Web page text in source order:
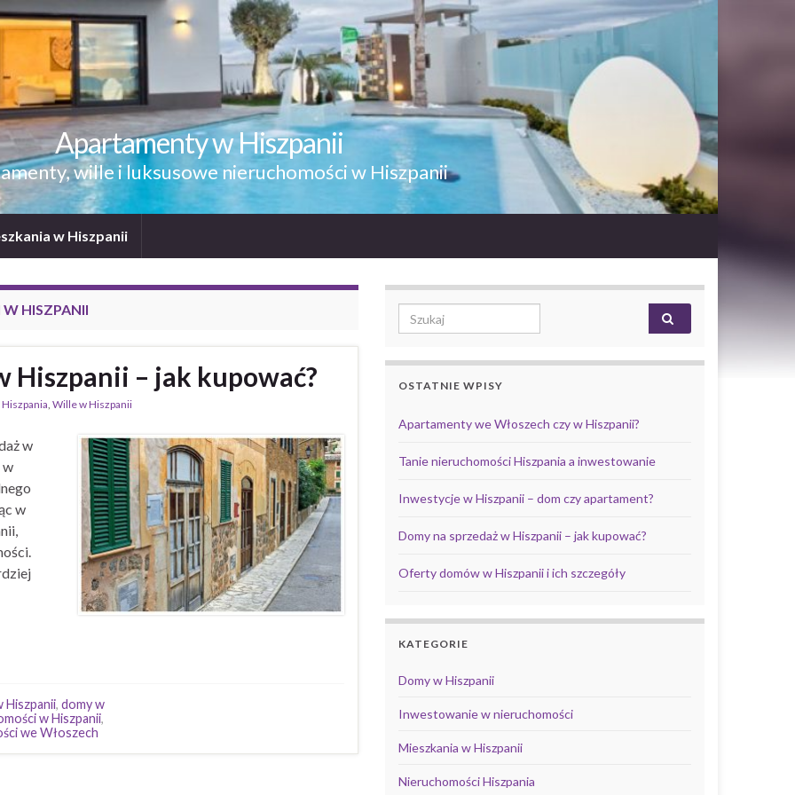
Apartamenty w Hiszpanii
wille i luksusowe nieruchomości w Hiszpanii
w Hiszpanii
HISZPANII
Hiszpanii – jak kupować?
, Wille w Hiszpanii
w
w
w
Hiszpanii, domy w
w Hiszpanii,
we Włoszech
Search for:
OSTATNIE WPISY
Apartamenty we Włoszech czy w Hiszpanii?
Tanie nieruchomości Hiszpania a inwestowanie
Inwestycje w Hiszpanii – dom czy apartament?
Domy na sprzedaż w Hiszpanii – jak kupować?
Oferty domów w Hiszpanii i ich szczegóły
KATEGORIE
Domy w Hiszpanii
Inwestowanie w nieruchomości
Mieszkania w Hiszpanii
Nieruchomości Hiszpania